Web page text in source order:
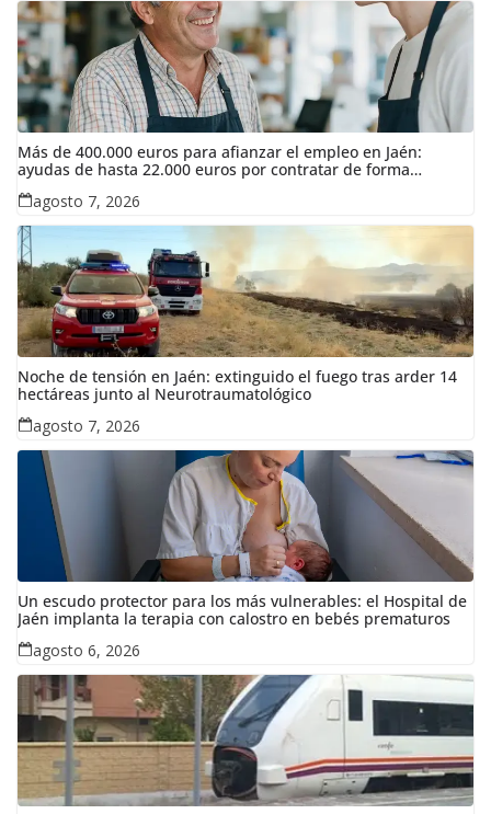
Más de 400.000 euros para afianzar el empleo en Jaén:
ayudas de hasta 22.000 euros por contratar de forma
indefinida
agosto 7, 2026
Noche de tensión en Jaén: extinguido el fuego tras arder 14
hectáreas junto al Neurotraumatológico
agosto 7, 2026
Un escudo protector para los más vulnerables: el Hospital de
Jaén implanta la terapia con calostro en bebés prematuros
agosto 6, 2026